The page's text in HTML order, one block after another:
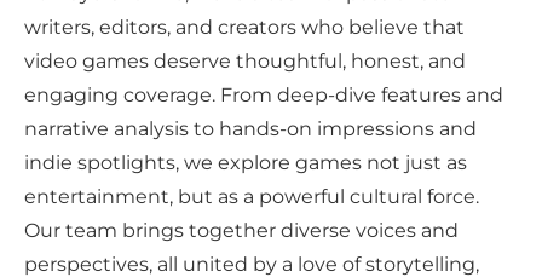
writers, editors, and creators who believe that
video games deserve thoughtful, honest, and
engaging coverage. From deep-dive features and
narrative analysis to hands-on impressions and
indie spotlights, we explore games not just as
entertainment, but as a powerful cultural force.
Our team brings together diverse voices and
perspectives, all united by a love of storytelling,